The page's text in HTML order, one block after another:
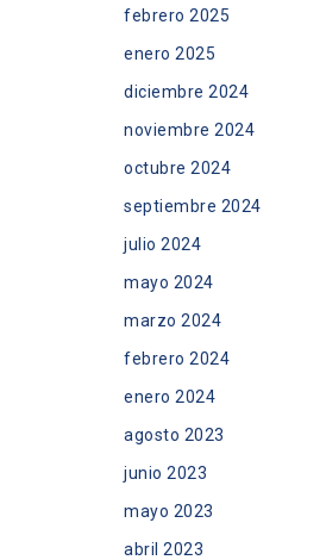
febrero 2025
enero 2025
diciembre 2024
noviembre 2024
octubre 2024
septiembre 2024
julio 2024
mayo 2024
marzo 2024
febrero 2024
enero 2024
agosto 2023
junio 2023
mayo 2023
abril 2023